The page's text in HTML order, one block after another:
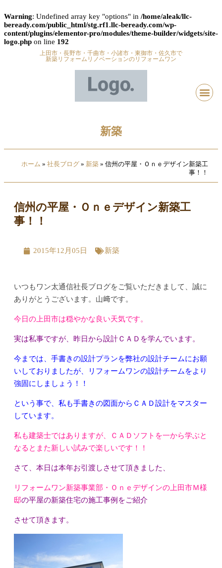
Warning: Undefined array key "options" in /home/aleak/llc-
beready.com/public_html/stg.rf1.llc-beready.com/wp-
content/plugins/elementor-pro/modules/theme-builder/widgets/site-
logo.php on line 192
上田市・長野市・千曲市・小諸市・東御市・佐久市で
新築リフォームリノベーションのリフォームワン
新築
ホーム » 社長ブログ » 新築 » 信州の平屋・Ｏｎｅデザイン新築工
事！！
信州の平屋・Ｏｎｅデザイン新築工
事！！
2015年12月05日 新築
いつもワン太通信社長ブログをご覧いただきまして、誠に
ありがとうございます。山﨑です。
今日の上田市は穏やかな良い天気です。
実は私事ですが、昨日から設計ＣＡＤを学んでいます。
今までは、手書きの設計プランを弊社の設計チームにお願
いしておりましたが、リフォームワンの設計チームをより
強固にしましょう！！
という事で、私も手書きの図面からＣＡＤ設計をマスター
しています。
私も建築士ではありますが、ＣＡＤソフトを一から学ぶと
なるとまた新しい試みで楽しいです！！
さて、本日は本年お引渡しさせて頂きました、
リフォームワン新築事業部・Ｏｎｅデザインの上田市Ｍ様
邸の平屋の新築住宅の施工事例をご紹介
させて頂きます。